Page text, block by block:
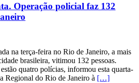
Operação policial faz 132
na terça-feira no Rio de Janeiro, a mais
brasileira, vitimou 132 pessoas.
quatro polícias, informou esta quarta-
Regional do Rio de Janeiro à […]